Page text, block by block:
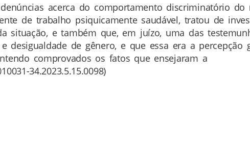
acerca do comportamento discriminatório do
de trabalho psiquicamente saudável, tratou de
situação, e também que, em juízo, uma das
desigualdade de gênero, e que essa era a percepção
comprovados os fatos que ensejaram a
34.2023.5.15.0098)